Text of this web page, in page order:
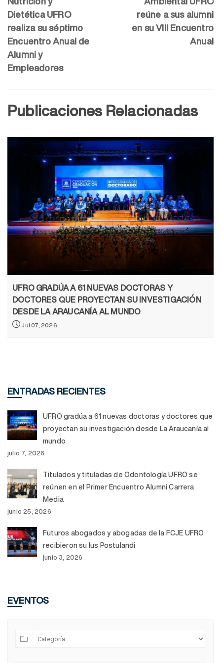
Dietética UFRO
realiza su séptimo
Encuentro Anual de
Alumni y
Empleadores
reúne a sus alumni
en su VIII Encuentro
Anual
Publicaciones Relacionadas
UFRO GRADÚA A 61 NUEVAS DOCTORAS Y
DOCTORES QUE PROYECTAN SU INVESTIGACIÓN
DESDE LA ARAUCANÍA AL MUNDO
Jul 07, 2026
ENTRADAS RECIENTES
UFRO gradúa a 61 nuevas doctoras y doctores que
proyectan su investigación desde La Araucanía al
mundo
julio 7, 2026
Titulados y tituladas de Odontología UFRO se
reúnen en el Primer Encuentro Alumni Carrera
Media
junio 25, 2026
Futuros abogados y abogadas de la FCJE UFRO
recibieron su Ius Postulandi
junio 3, 2026
EVENTOS